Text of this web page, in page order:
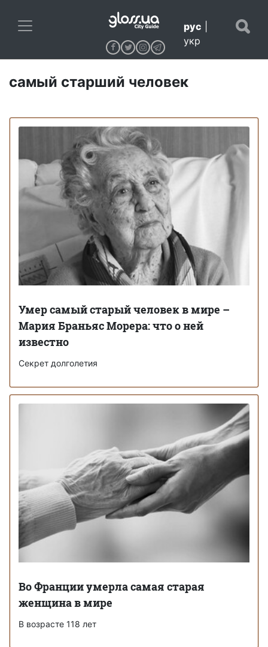
рус
укр
самый старший человек
Умер самый старый человек в мире –
Мария Браньяс Морера: что о ней
известно
Секрет долголетия
Во Франции умерла самая старая
женщина в мире
В возрасте 118 лет